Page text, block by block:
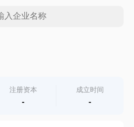
注册资本
-
成立时间
-